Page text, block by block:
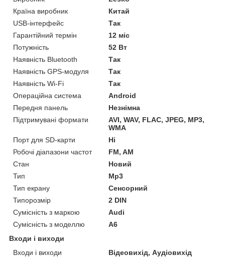
Країна виробник
Китай
USB-інтерфейс
Так
Гарантійний термін
12 міс
Потужність
52 Вт
Наявність Bluetooth
Так
Наявність GPS-модуля
Так
Наявність Wi-Fi
Так
Операційна система
Android
Передня панель
Незнімна
Підтримувані формати
AVI, WAV, FLAC, JPEG, MP3,
WMA
Порт для SD-карти
Ні
Робочі діапазони частот
FM, AM
Стан
Новий
Тип
Mp3
Тип екрану
Сенсорний
Типорозмір
2 DIN
Сумісність з маркою
Audi
Сумісність з моделлю
A6
Входи і виходи
Входи і виходи
Відеовихід, Аудіовихід